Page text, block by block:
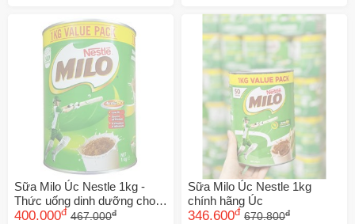
Sữa Milo Úc Nestle 1kg -
Thức uống dinh dưỡng cho
trẻ từ 4 tuổi, hỗ trợ tăng chiều
400.000đ 467.000đ
Sữa Milo Úc Nestle 1kg
chính hãng Úc
346.600đ 670.800đ